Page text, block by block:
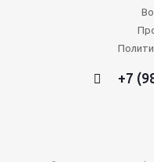
+7